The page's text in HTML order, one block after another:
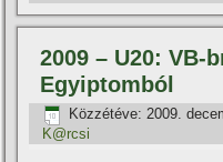
2009 – U20: VB-
Egyiptomból
Közzétéve: 2009.
K@rcsi